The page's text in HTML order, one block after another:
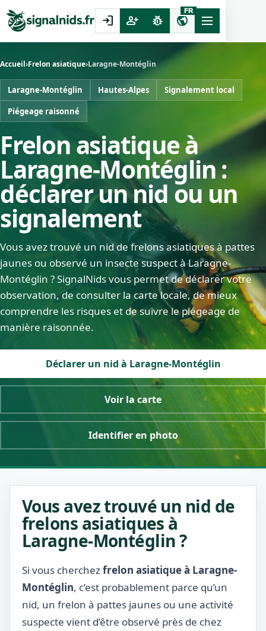
login person_add pest_control public
FR
Accueil›Frelon asiatique›Laragne-Montéglin
Laragne-Montéglin Hautes-Alpes
Signalement local
Piégeage raisonné
Frelon asiatique à
Laragne-Montéglin :
déclarer un nid ou un
signalement
Vous avez trouvé un nid de frelons asiatiques à pattes
jaunes ou observé un insecte suspect à Laragne-
Montéglin ? SignalNids vous permet de déclarer votre
observation, de consulter la carte locale, de mieux
comprendre les risques et de suivre le piégeage de
manière raisonnée.
Déclarer un nid à Laragne-Montéglin
Voir la carte
Identifier en photo
Vous avez trouvé un nid de
frelons asiatiques à
Laragne-Montéglin ?
Si vous cherchezfrelon asiatique à Laragne-
Montéglin, c’est probablement parce qu’un
nid, un frelon à pattes jaunes ou une activité
suspecte vient d’être observé près de chez